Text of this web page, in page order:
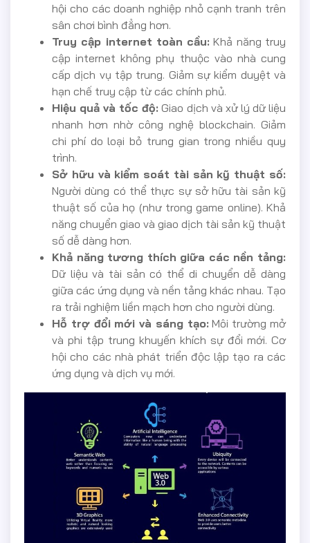
hội cho các doanh nghiệp nhỏ cạnh tranh trên
sân chơi bình đẳng hơn.
Truy cập internet toàn cầu: Khả năng truy
cập internet không phụ thuộc vào nhà cung
cấp dịch vụ tập trung. Giảm sự kiểm duyệt và
hạn chế truy cập từ các chính phủ.
Hiệu quả và tốc độ: Giao dịch và xử lý dữ liệu
nhanh hơn nhờ công nghệ blockchain. Giảm
chi phí do loại bỏ trung gian trong nhiều quy
trình.
Sở hữu và kiểm soát tài sản kỹ thuật số:
Người dùng có thể thực sự sở hữu tài sản kỹ
thuật số của họ (như trong game online). Khả
năng chuyển giao và giao dịch tài sản kỹ thuật
số dễ dàng hơn.
Khả năng tương thích giữa các nền tảng:
Dữ liệu và tài sản có thể di chuyển dễ dàng
giữa các ứng dụng và nền tảng khác nhau. Tạo
ra trải nghiệm liền mạch hơn cho người dùng.
Hỗ trợ đổi mới và sáng tạo: Môi trường mở
và phi tập trung khuyến khích sự đổi mới. Cơ
hội cho các nhà phát triển độc lập tạo ra các
ứng dụng và dịch vụ mới.